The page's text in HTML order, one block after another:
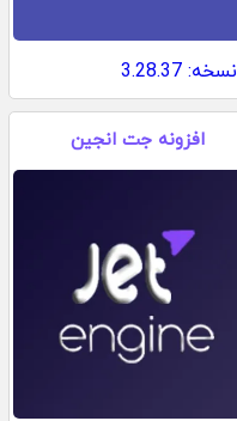
نسخه: 3.28.37
افزونه جت انجین